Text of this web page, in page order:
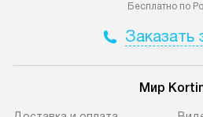
Бесплатно по
Заказать
Мир